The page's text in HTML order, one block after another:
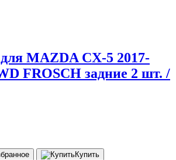
MAZDA CX-5 2017-
FROSCH задние 2 шт. /
Купить